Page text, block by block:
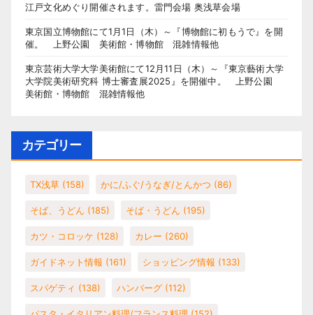
江戸文化めぐり開催されます。雷門会場 奥浅草会場
東京国立博物館にて1月1日（木）～『博物館に初もうで』を開
催。 上野公園 美術館・博物館 混雑情報他
東京芸術大学大学美術館にて12月11日（木）～『東京藝術大学
大学院美術研究科 博士審査展2025』を開催中。 上野公園
美術館・博物館 混雑情報他
カテゴリー
TX浅草 (158) かに/ふぐ/うなぎ/とんかつ (86)
そば、うどん (185) そば・うどん (195)
カツ・コロッケ (128) カレー (260)
ガイドネット情報 (161) ショッピング情報 (133)
スパゲティ (138) ハンバーグ (112)